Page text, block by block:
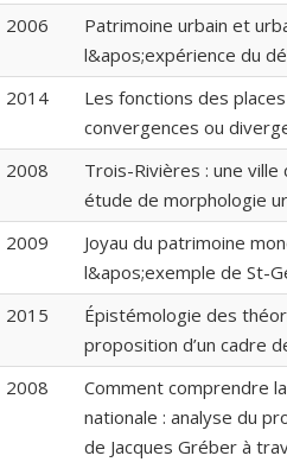
2006
Patrimoine urbain et
l&apos;expérience du
2014
Les fonctions des
convergences ou
2008
Trois-Rivières : une
étude de morphologie
2009
Joyau du patrimoine
l&apos;exemple de St-
2015
Épistémologie des
proposition d’un cadre
2008
Comment comprendre
nationale : analyse du
de Jacques Gréber à